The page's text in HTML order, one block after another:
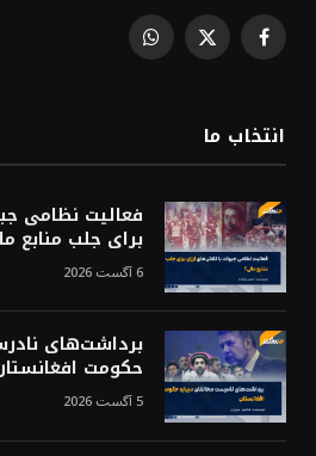
Facebook
X
WhatsApp
انتخاب ما
فعالیت نظامی
برای جلب منابع
6 آگست 2026
برداشت‌های
حکومت
5 آگست 2026